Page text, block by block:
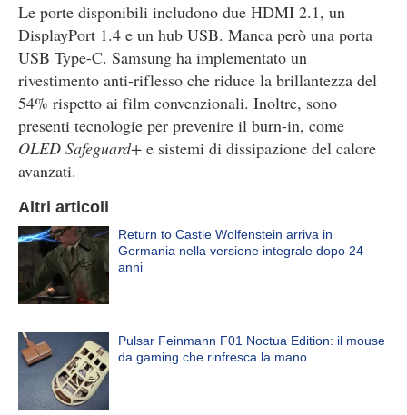
Le porte disponibili includono due HDMI 2.1, un
DisplayPort 1.4 e un hub USB. Manca però una porta
USB Type-C. Samsung ha implementato un
rivestimento anti-riflesso che riduce la brillantezza del
54% rispetto ai film convenzionali. Inoltre, sono
presenti tecnologie per prevenire il burn-in, come
OLED Safeguard+ e sistemi di dissipazione del calore
avanzati.
Altri articoli
Return to Castle Wolfenstein arriva in
Germania nella versione integrale dopo 24
anni
Pulsar Feinmann F01 Noctua Edition: il mouse
da gaming che rinfresca la mano